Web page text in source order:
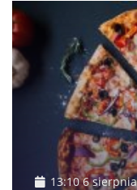
13:10 6